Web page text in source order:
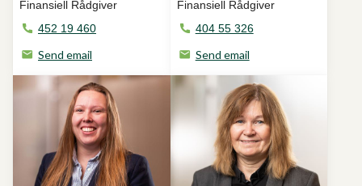
Finansiell Rådgiver
452 19 460
Send email
Finansiell Rådgiver
404 55 326
Send email